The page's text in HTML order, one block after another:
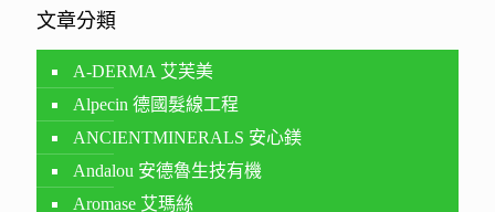
文章分類
A-DERMA 艾芙美
Alpecin 德國髮線工程
ANCIENTMINERALS 安心鎂
Andalou 安德魯生技有機
Aromase 艾瑪絲